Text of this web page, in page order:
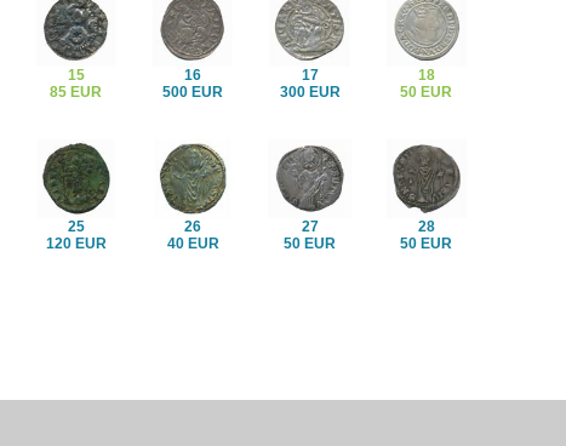
15
85 EUR
16
500 EUR
17
300 EUR
18
50 EUR
25
120 EUR
26
40 EUR
27
50 EUR
28
50 EUR